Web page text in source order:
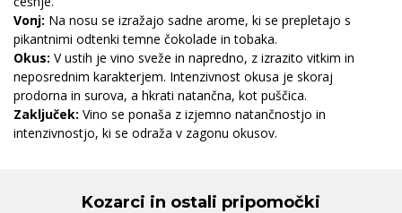
Vonj: Na nosu se izražajo sadne arome, ki se prepletajo s
pikantnimi odtenki temne čokolade in tobaka.
Okus: V ustih je vino sveže in napredno, z izrazito vitkim in
neposrednim karakterjem. Intenzivnost okusa je skoraj
prodorna in surova, a hkrati natančna, kot puščica.
Zaključek: Vino se ponaša z izjemno natančnostjo in
intenzivnostjo, ki se odraža v zagonu okusov.
Kozarci in ostali pripomočki